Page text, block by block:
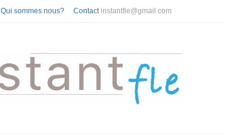
Qui sommes nous? Contact instantfle@gmail.com